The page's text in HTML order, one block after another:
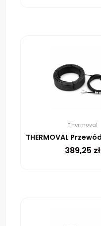
Thermoval
389,25 zł